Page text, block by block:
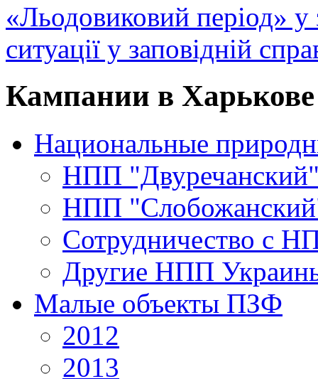
«Льодовиковий період» у
ситуації у заповідній
Кампании в Харькове
Национальные
НПП
НПП
Сотрудничество с
Другие НПП
Малые объекты ПЗФ
2012
2013